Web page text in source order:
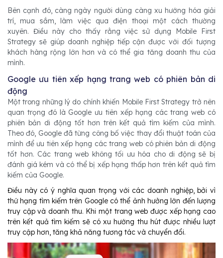
Bên cạnh đó, càng ngày người dùng càng xu hướng hóa giải
trí, mua sắm, làm việc qua điện thoại một cách thường
xuyên. Điều này cho thấy rằng việc sử dụng Mobile First
Strategy sẽ giúp doanh nghiệp tiếp cận được với đối tượng
khách hàng rộng lớn hơn và có thể gia tăng doanh thu của
mình.
Google ưu tiên xếp hạng trang web có phiên bản di
động
Một trong những lý do chính khiến Mobile First Strategy trở nên
quan trọng đó là Google ưu tiên xếp hạng các trang web có
phiên bản di động tốt hơn trên kết quả tìm kiếm của mình.
Theo đó, Google đã từng công bố việc thay đổi thuật toán của
mình để ưu tiên xếp hạng các trang web có phiên bản di động
tốt hơn. Các trang web không tối ưu hóa cho di động sẽ bị
đánh giá kém và có thể bị xếp hạng thấp hơn trên kết quả tìm
kiếm của Google.
Điều này có ý nghĩa quan trọng với các doanh nghiệp, bởi vì
thứ hạng tìm kiếm trên Google có thể ảnh hưởng lớn đến lượng
truy cập và doanh thu. Khi một trang web được xếp hạng cao
trên kết quả tìm kiếm sẽ có xu hướng thu hút được nhiều lượt
truy cập hơn, tăng khả năng tương tác và chuyển đổi.